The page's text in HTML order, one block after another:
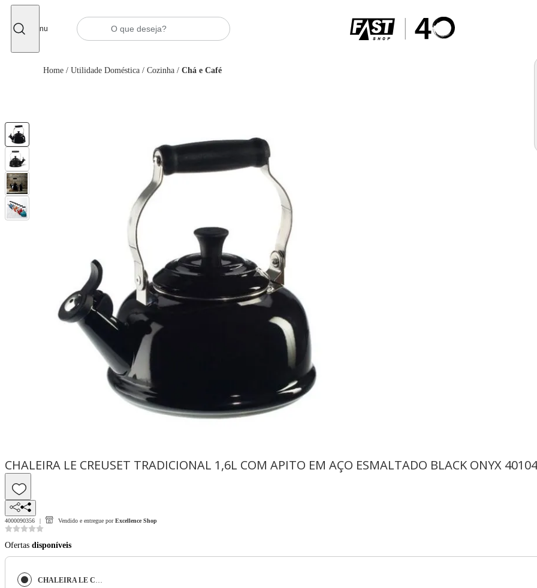
Menu
Home / Utilidade Doméstica / Cozinha / Chá e Café
CHALEIRA LE CREUSET TRADICIONAL 1,6L COM APITO EM AÇO ESMALTADO BLACK ONYX
4000090356 Vendido e entregue por Excellence Shop
Ofertas disponíveis
CHALEIRA LE CREUSET TRADICIONAL 1,6L COM APITO EM AÇO ESMALTADO BLACK ONYX 40104021400000